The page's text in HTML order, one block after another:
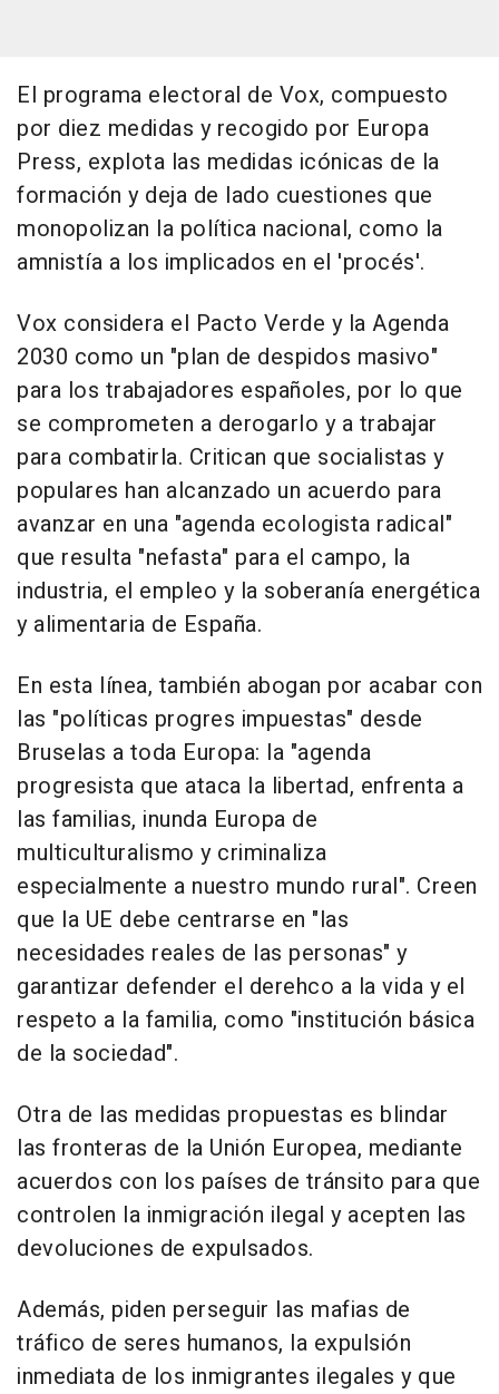
El programa electoral de Vox, compuesto
por diez medidas y recogido por Europa
Press, explota las medidas icónicas de la
formación y deja de lado cuestiones que
monopolizan la política nacional, como la
amnistía a los implicados en el 'procés'.
Vox considera el Pacto Verde y la Agenda
2030 como un "plan de despidos masivo"
para los trabajadores españoles, por lo que
se comprometen a derogarlo y a trabajar
para combatirla. Critican que socialistas y
populares han alcanzado un acuerdo para
avanzar en una "agenda ecologista radical"
que resulta "nefasta" para el campo, la
industria, el empleo y la soberanía energética
y alimentaria de España.
En esta línea, también abogan por acabar con
las "políticas progres impuestas" desde
Bruselas a toda Europa: la "agenda
progresista que ataca la libertad, enfrenta a
las familias, inunda Europa de
multiculturalismo y criminaliza
especialmente a nuestro mundo rural". Creen
que la UE debe centrarse en "las
necesidades reales de las personas" y
garantizar defender el derehco a la vida y el
respeto a la familia, como "institución básica
de la sociedad".
Otra de las medidas propuestas es blindar
las fronteras de la Unión Europea, mediante
acuerdos con los países de tránsito para que
controlen la inmigración ilegal y acepten las
devoluciones de expulsados.
Además, piden perseguir las mafias de
tráfico de seres humanos, la expulsión
inmediata de los inmigrantes ilegales y que